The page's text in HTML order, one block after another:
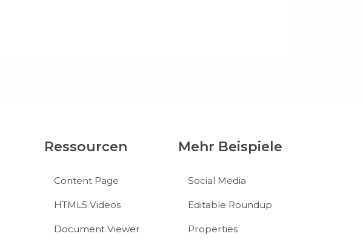
Ressourcen
Content Page
HTML5 Videos
Document Viewer
Mehr Beispiele
Social Media
Editable Roundup
Properties